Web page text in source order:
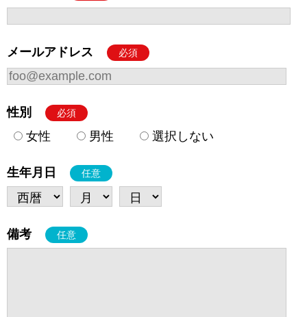
メールアドレス 必須
性別 必須
女性 男性 選択しない
生年月日 任意
備考 任意